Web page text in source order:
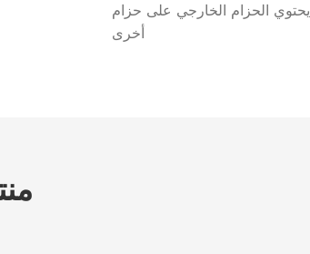
يحتوي الحزام الخارجي على حزام MOLLE مقطوع بالليزر لربط معدات
أخرى